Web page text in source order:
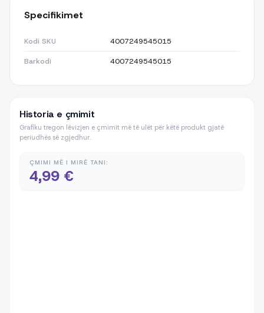
Specifikimet
Kodi SKU 4007249545015
Barkodi 4007249545015
Historia e çmimit
Grafiku tregon lëvizjen e çmimit më të ulët për këtë produkt gjatë
periudhës së zgjedhur.
ÇMIMI MË I MIRË TANI:
4,99 €